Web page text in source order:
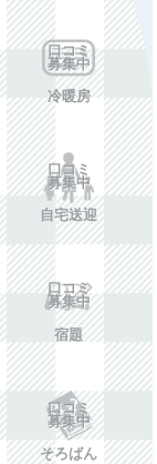
口コミ
募集中
冷暖房
口コミ
募集中
自宅送迎
口コミ
募集中
宿題
口コミ
募集中
そろばん